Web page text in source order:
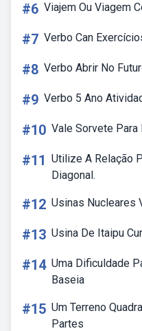
#6 Viajem Ou Viagem
#7 Verbo Can
#8 Verbo Abrir No
#9 Verbo 5 Ano
#10 Vale Sorvete Para
#11 Utilize A Relação
Diagonal.
#12 Usinas Nucleares
#13 Usina De Itaipu
#14 Uma Dificuldade
Baseia
#15 Um Terreno
Partes